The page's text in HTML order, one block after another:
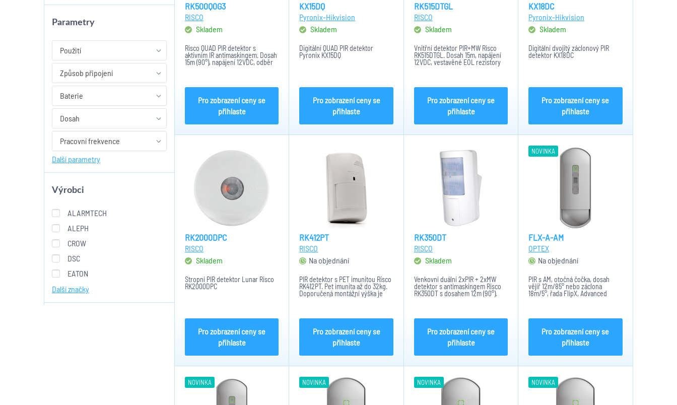
Parametry
Použití
Způsob připojení
Baterie
Dosah
Pracovní frekvence
Další parametry
Výrobci
ALARMTECH
ALEPH
CROW
DSC
EATON
Další značky
RK500Q0G3
RISCO
Skladem
Risco QUAD PIR detektor s
aktivním IR antimaskingem. Dosah
15m (90°), napájení 12VDC, odběr
14mA(max 34mA), doporučená
Pro zobrazení ceny se
přihlaste
KX15DQ
Pyronix-Hikvision
Skladem
Digitální QUAD PIR detektor
Pyronix KX15DQ
Pro zobrazení ceny se
přihlaste
RK515DTGL
RISCO
Skladem
Vnitřní detektor PIR+MW Risco
RK515DTGL. Dosah 15m, napájení
12VDC, vestavěné EOL rezistory
(1k,2k2,4k7,5k6,6k8), instalace 2,1 -
Pro zobrazení ceny se
přihlaste
KX18DC
Pyronix-Hikvision
Skladem
Digitální dvojitý záclonový PIR
detektor KX18DC
Pro zobrazení ceny se
přihlaste
RK2000DPC
RISCO
Skladem
Stropní PIR detektor Lunar Risco
RK2000DPC
Pro zobrazení ceny se
přihlaste
RK412PT
RISCO
Na objednání
PIR detektor s PET imunitou Risco
RK412PT. Pet imunita až do 32kg.
Doporučená montážní výška je
2,4m. NEMÁ VESTAVĚNÉ EOL
teplota je -20°C až 55°C.
Pro zobrazení ceny se
přihlaste
RK350DT
RISCO
Skladem
Venkovní duální 2xPIR + 2xMW
detektor s antimaskingem Risco
RK350DT s dosahem 12m (90°).
běžný drátový detektor.
Pro zobrazení ceny se
přihlaste
NOVINKA
FLX-A-AM
OPTEX
Na objednání
PIR s AM, otočná čočka, dosah
vějíř 12m/85° nebo záclona
18m/5°, řada FlipX, Advanced
Pro zobrazení ceny se
přihlaste
NOVINKA NOVINKA NOVINKA NOVINKA